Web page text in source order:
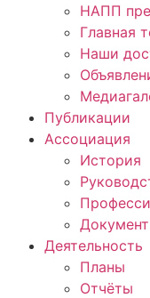
НАПП
Главная
Наши
Публикации
Ассоциация
История
Деятельность
Планы
Отчёты